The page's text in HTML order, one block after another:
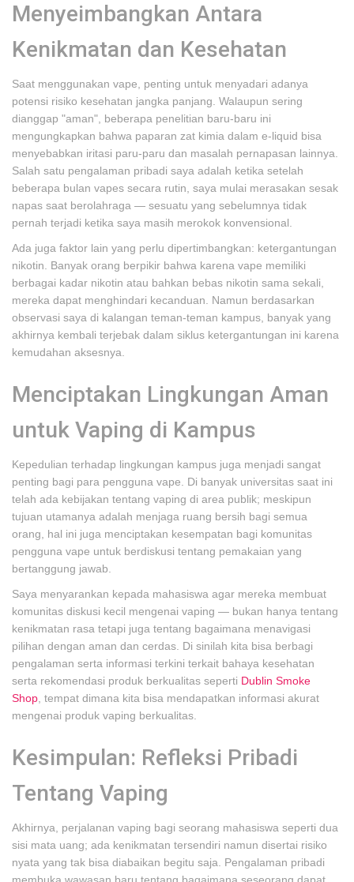
Menyeimbangkan Antara
Kenikmatan dan Kesehatan
Saat menggunakan vape, penting untuk menyadari adanya
potensi risiko kesehatan jangka panjang. Walaupun sering
dianggap "aman", beberapa penelitian baru-baru ini
mengungkapkan bahwa paparan zat kimia dalam e-liquid bisa
menyebabkan iritasi paru-paru dan masalah pernapasan lainnya.
Salah satu pengalaman pribadi saya adalah ketika setelah
beberapa bulan vapes secara rutin, saya mulai merasakan sesak
napas saat berolahraga — sesuatu yang sebelumnya tidak
pernah terjadi ketika saya masih merokok konvensional.
Ada juga faktor lain yang perlu dipertimbangkan: ketergantungan
nikotin. Banyak orang berpikir bahwa karena vape memiliki
berbagai kadar nikotin atau bahkan bebas nikotin sama sekali,
mereka dapat menghindari kecanduan. Namun berdasarkan
observasi saya di kalangan teman-teman kampus, banyak yang
akhirnya kembali terjebak dalam siklus ketergantungan ini karena
kemudahan aksesnya.
Menciptakan Lingkungan Aman
untuk Vaping di Kampus
Kepedulian terhadap lingkungan kampus juga menjadi sangat
penting bagi para pengguna vape. Di banyak universitas saat ini
telah ada kebijakan tentang vaping di area publik; meskipun
tujuan utamanya adalah menjaga ruang bersih bagi semua
orang, hal ini juga menciptakan kesempatan bagi komunitas
pengguna vape untuk berdiskusi tentang pemakaian yang
bertanggung jawab.
Saya menyarankan kepada mahasiswa agar mereka membuat
komunitas diskusi kecil mengenai vaping — bukan hanya tentang
kenikmatan rasa tetapi juga tentang bagaimana menavigasi
pilihan dengan aman dan cerdas. Di sinilah kita bisa berbagi
pengalaman serta informasi terkini terkait bahaya kesehatan
serta rekomendasi produk berkualitas seperti Dublin Smoke
Shop , tempat dimana kita bisa mendapatkan informasi akurat
mengenai produk vaping berkualitas.
Kesimpulan: Refleksi Pribadi
Tentang Vaping
Akhirnya, perjalanan vaping bagi seorang mahasiswa seperti dua
sisi mata uang; ada kenikmatan tersendiri namun disertai risiko
nyata yang tak bisa diabaikan begitu saja. Pengalaman pribadi